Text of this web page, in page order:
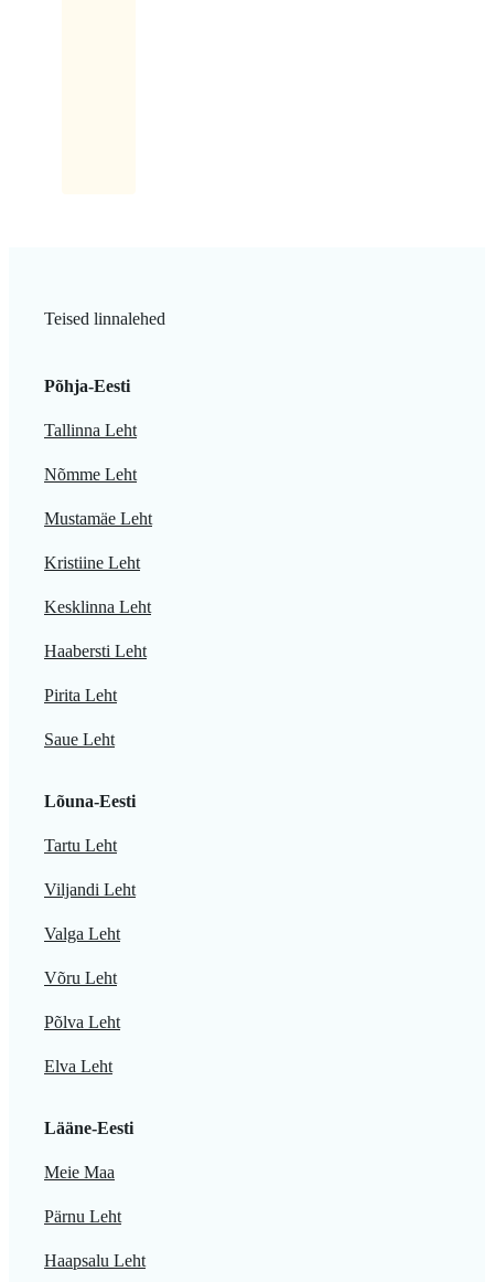
Teised linnalehed
Põhja-Eesti
Tallinna Leht
Nõmme Leht
Mustamäe Leht
Kristiine Leht
Kesklinna Leht
Haabersti Leht
Pirita Leht
Saue Leht
Lõuna-Eesti
Tartu Leht
Viljandi Leht
Valga Leht
Võru Leht
Põlva Leht
Elva Leht
Lääne-Eesti
Meie Maa
Pärnu Leht
Haapsalu Leht